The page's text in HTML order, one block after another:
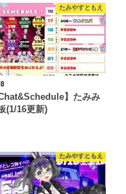
たみやすともえ
】たみみ
(1/16更新)
たみやすともえ